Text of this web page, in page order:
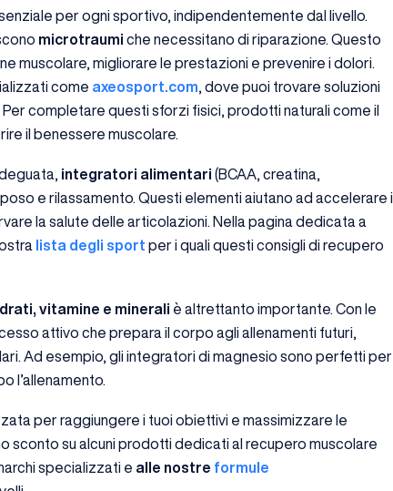
per ogni sportivo, indipendentemente dal livello.
microtraumi che necessitano di riparazione. Questo
muscolare, migliorare le prestazioni e prevenire i dolori.
come axeosport.com, dove puoi trovare soluzioni
completare questi sforzi fisici, prodotti naturali come il
il benessere muscolare.
integratori alimentari (BCAA, creatina,
e rilassamento. Questi elementi aiutano ad accelerare il
la salute delle articolazioni. Nella pagina dedicata a
lista degli sport per i quali questi consigli di recupero
vitamine e minerali è altrettanto importante. Con le
attivo che prepara il corpo agli allenamenti futuri,
Ad esempio, gli integratori di magnesio sono perfetti per
l’allenamento.
per raggiungere i tuoi obiettivi e massimizzare le
sconto su alcuni prodotti dedicati al recupero muscolare
specializzati e alle nostre formule